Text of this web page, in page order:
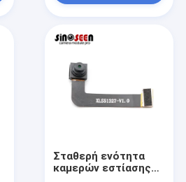
Σταθερή ενότητα
καμερών εστίασης